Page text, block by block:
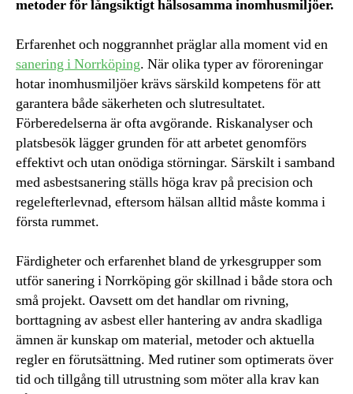
metoder för långsiktigt hälsosamma inomhusmiljöer.
Erfarenhet och noggrannhet präglar alla moment vid en
sanering i Norrköping. När olika typer av föroreningar
hotar inomhusmiljöer krävs särskild kompetens för att
garantera både säkerheten och slutresultatet.
Förberedelserna är ofta avgörande. Riskanalyser och
platsbesök lägger grunden för att arbetet genomförs
effektivt och utan onödiga störningar. Särskilt i samband
med asbestsanering ställs höga krav på precision och
regelefterlevnad, eftersom hälsan alltid måste komma i
första rummet.
Färdigheter och erfarenhet bland de yrkesgrupper som
utför sanering i Norrköping gör skillnad i både stora och
små projekt. Oavsett om det handlar om rivning,
borttagning av asbest eller hantering av andra skadliga
ämnen är kunskap om material, metoder och aktuella
regler en förutsättning. Med rutiner som optimerats över
tid och tillgång till utrustning som möter alla krav kan